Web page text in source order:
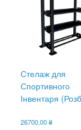
Стелаж для
Спортивного
Інвентаря
26700,00₴